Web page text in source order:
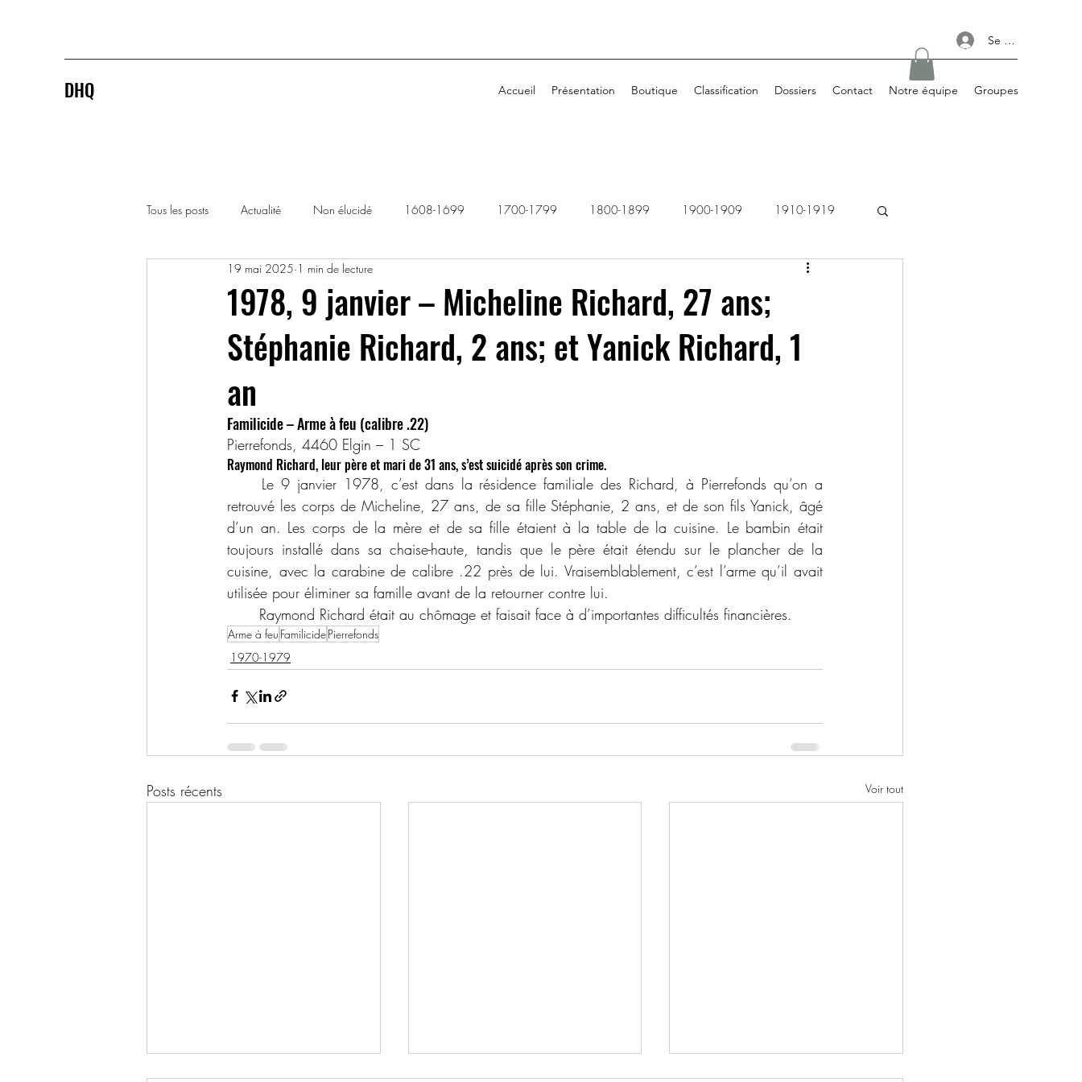
Se connecter
DHQ Accueil Présentation Boutique Classification Dossiers Contact Notre équipe Groupes
Tous les posts Actualité Non élucidé 1608-1699 1700-1799 1800-1899 1900-1909 1910-1919
1920-1929 1930-1939 1940-1949
1990-1999 2000-2009 2010-2019 2020-2029 Dossiers rejetés
1978, 9 janvier – Micheline Richard, 27 ans;
Stéphanie Richard, 2 ans; et Yanick Richard, 1
an
19 mai 2025 1 min de lecture
Familicide – Arme à feu (calibre .22)
Pierrefonds, 4460 Elgin – 1 SC
Raymond Richard, leur père et mari de 31 ans, s’est suicidé après son crime.
retrouvé les corps de Micheline, 27 ans, de sa fille Stéphanie, 2 ans, et de son fils Yanick, âgé
d’un an. Les corps de la mère et de sa fille étaient à la table de la cuisine. Le bambin était
toujours installé dans sa chaise-haute, tandis que le père était étendu sur le plancher de la
cuisine, avec la carabine de calibre .22 près de lui. Vraisemblablement, c’est l’arme qu’il avait
utilisée pour éliminer sa famille avant de la retourner contre lui.
	Raymond Richard était au chômage et faisait face à d’importantes difficultés financières.
Arme à feu FamilicidePierrefonds
1970-1979
Posts récents Voir tout